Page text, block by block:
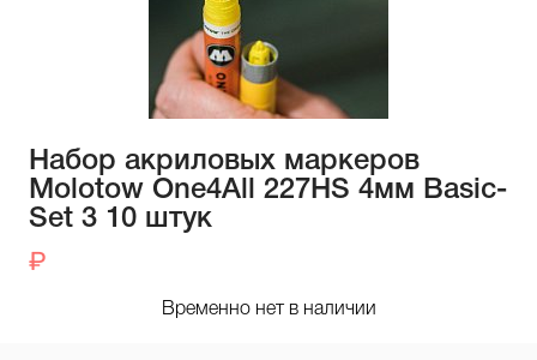
Набор акриловых маркеров
Molotow One4All 227HS 4мм Basic-
Set 3 10 штук
Временно нет в наличии